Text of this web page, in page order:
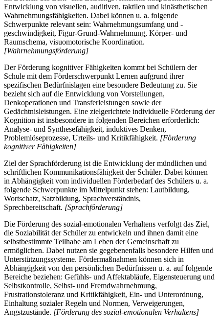
Entwicklung von visuellen, auditiven, taktilen und kinästhetischen
Wahrnehmungsfähigkeiten. Dabei können u. a. folgende
Schwerpunkte relevant sein: Wahrnehmungsumfang und -
geschwindigkeit, Figur-Grund-Wahrnehmung, Körper- und
Raumschema, visuomotorische Koordination.
[Wahrnehmungsförderung]
Der Förderung kognitiver Fähigkeiten kommt bei Schülern der
Schule mit dem Förderschwerpunkt Lernen aufgrund ihrer
spezifischen Bedürfnislagen eine besondere Bedeutung zu. Sie
bezieht sich auf die Entwicklung von Vorstellungen,
Denkoperationen und Transferleistungen sowie der
Gedächtnisleistungen. Eine zielgerichtete individuelle Förderung der
Kognition ist insbesondere in folgenden Bereichen erforderlich:
Analyse- und Synthesefähigkeit, induktives Denken,
Problemlöseprozesse, Urteils- und Kritikfähigkeit. [Förderung
kognitiver Fähigkeiten]
Ziel der Sprachförderung ist die Entwicklung der mündlichen und
schriftlichen Kommunikationsfähigkeit der Schüler. Dabei können
in Abhängigkeit vom individuellen Förderbedarf des Schülers u. a.
folgende Schwerpunkte im Mittelpunkt stehen: Lautbildung,
Wortschatz, Satzbildung, Sprachverständnis,
Sprechbereitschaft. [Sprachförderung]
Die Förderung des sozial-emotionalen Verhaltens verfolgt das Ziel,
die Soziabilität der Schüler zu entwickeln und ihnen damit eine
selbstbestimmte Teilhabe am Leben der Gemeinschaft zu
ermöglichen. Dabei nutzen sie gegebenenfalls besondere Hilfen und
Unterstützungssysteme. Fördermaßnahmen können sich in
Abhängigkeit von den persönlichen Bedürfnissen u. a. auf folgende
Bereiche beziehen: Gefühls- und Affektabläufe, Eigensteuerung und
Selbstkontrolle, Selbst- und Fremdwahrnehmung,
Frustrationstoleranz und Kritikfähigkeit, Ein- und Unterordnung,
Einhaltung sozialer Regeln und Normen, Verweigerungen,
Angstzustände. [Förderung des sozial-emotionalen Verhaltens]